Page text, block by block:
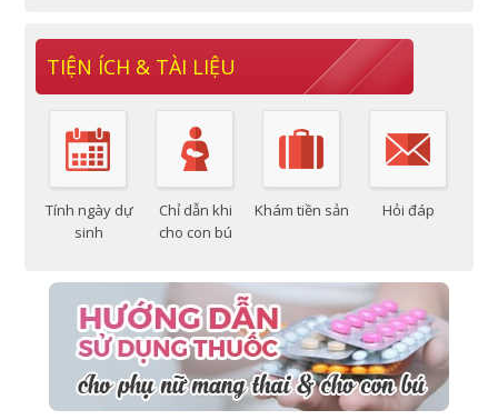
TIỆN ÍCH & TÀI LIỆU
Tính ngày dự
sinh
Chỉ dẫn khi
cho con bú
Khám tiền sản Hỏi đáp